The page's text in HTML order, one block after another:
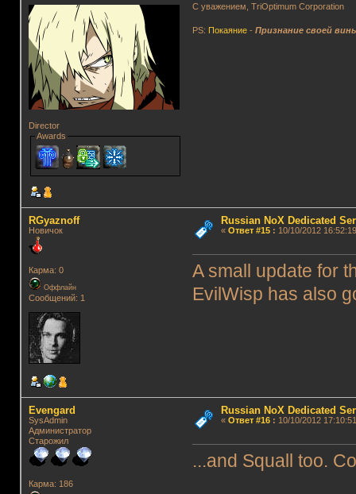
Director
Awards
С уважением, TriOptimum Corporation
PS: Покаяние -Признание своей
RGyaznoff
Новичок
Карма: 0
Оффлайн
Сообщений: 1
Russian NoX Dedicated
« Ответ #15: 10/10/2012
A small update for
EvilWisp has also
Evengard
SysAdmin
Администратор
Старожил
Карма: 186
Russian NoX Dedicated
« Ответ #16: 10/10/2012
...and Squall too.